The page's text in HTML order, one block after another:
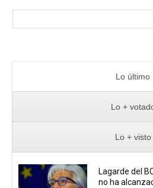
Lo último
Lo +
Lo + visto
Lagarde del
no ha